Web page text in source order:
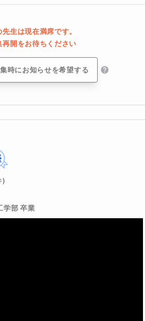
ろんですが、 自習計画
ません。
ともと週2のコースにしたいなど、ご希
ただきますのでご相談ください。
先生は現在満席です。
再開をお待ちください
時にお知らせを希望する
)
学部 卒業